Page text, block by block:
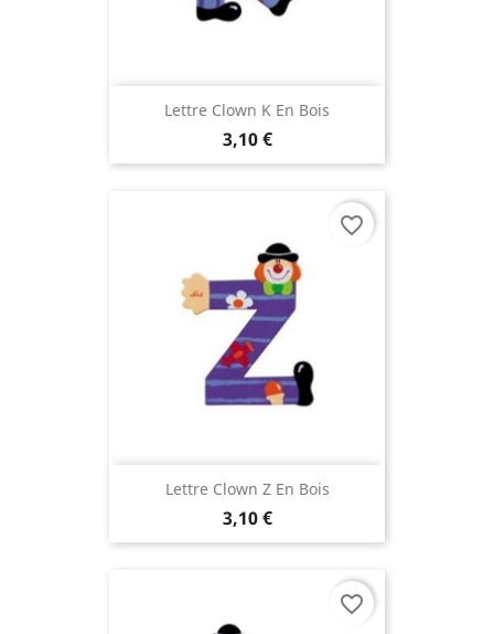
Lettre Clown K En Bois
3,10 €
Lettre Clown Z En Bois
3,10 €
favorite_border
favorite_border